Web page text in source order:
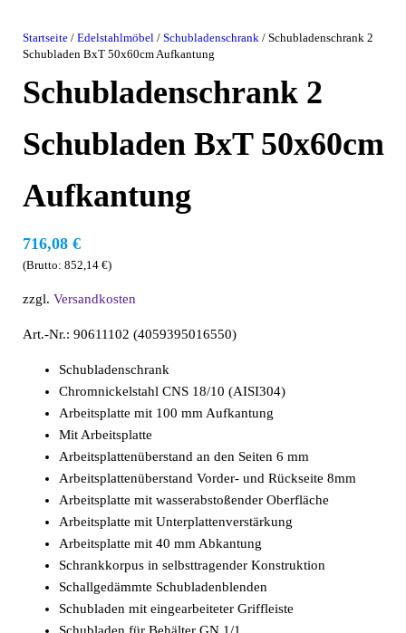
Startseite /Edelstahlmöbel /Schubladenschrank / Schubladenschrank 2
Schubladen BxT 50x60cm Aufkantung
Schubladenschrank 2
Schubladen BxT 50x60cm
Aufkantung
716,08€
(Brutto:852,14€)
zzgl.Versandkosten
Art.-Nr.: 90611102 (4059395016550)
Schubladenschrank
Chromnickelstahl CNS 18/10 (AISI304)
Arbeitsplatte mit 100 mm Aufkantung
Mit Arbeitsplatte
Arbeitsplattenüberstand an den Seiten 6 mm
Arbeitsplattenüberstand Vorder- und Rückseite 8mm
Arbeitsplatte mit wasserabstoßender Oberfläche
Arbeitsplatte mit Unterplattenverstärkung
Arbeitsplatte mit 40 mm Abkantung
Schrankkorpus in selbsttragender Konstruktion
Schallgedämmte Schubladenblenden
Schubladen mit eingearbeiteter Griffleiste